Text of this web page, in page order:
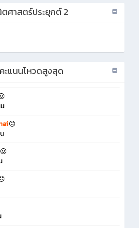
ศาสตร์ประยุกต์ 2
ะแนนโหวดสูงสุด